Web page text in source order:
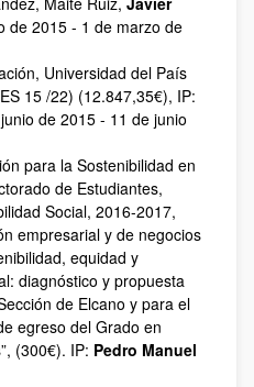
de 2015 - 1 de marzo de
Universidad del País
15 /22) (12.847,35€), IP:
de 2015 - 11 de junio
para la Sostenibilidad en
de Estudiantes,
Social, 2016-2017,
empresarial y de negocios
equidad y
diagnóstico y propuesta
de Elcano y para el
egreso del Grado en
(300€). IP: Pedro Manuel